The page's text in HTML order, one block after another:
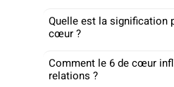
Quelle est la signification
cœur ?
Comment le 6 de cœur
relations ?